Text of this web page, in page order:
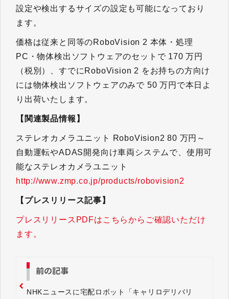
設定や検出するサイズの設定も可能になっており
ます。
価格は従来と同等のRoboVision 2 本体・処理
PC・物体検出ソフトウェアのセットで 170 万円
（税別）、すでにRoboVision 2 をお持ちの方向け
には物体検出ソフトウェアのみで 50 万円で本日よ
り出荷いたします。
【関連製品情報】
ステレオカメラユニット RoboVision2 80 万円～
自動運転やADAS開発向け車両システムで、使用可
能なステレオカメラユニット
http://www.zmp.co.jp/products/robovision2
【プレスリリース記事】
プレスリリースPDFはこちらからご確認いただけ
ます。
前の記事
NHKニュースに宅配ロボット「キャリロデリバリ